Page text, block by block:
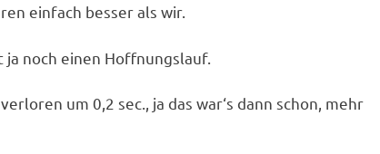
einfach besser als wir.
noch einen Hoffnungslauf.
um 0,2 sec., ja das war‘s dann schon, mehr